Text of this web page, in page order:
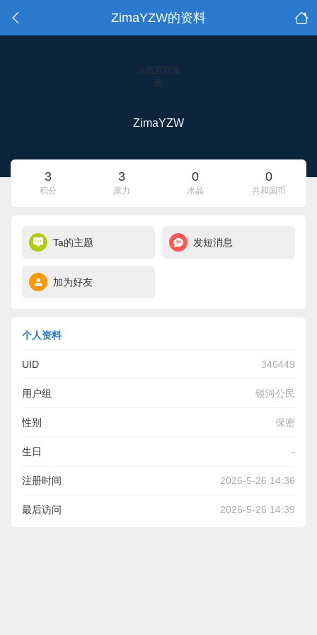
ZimaYZW的资料
点击重新加
载
ZimaYZW
3
积分
3
原力
0
水晶
0
共和国币
Ta的主题 发短消息
加为好友
个人资料
UID 346449
用户组 银河公民
性别 保密
生日 -
注册时间 2026-5-26 14:36
最后访问 2026-5-26 14:39